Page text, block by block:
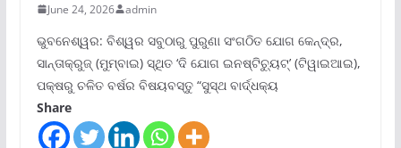
June 24, 2026 admin
ଭୁବନେଶ୍ୱର: ବିଶ୍ୱର ସବୁଠାରୁ ପୁରୁଣା ସଂଗଠିତ ଯୋଗ କେନ୍ଦ୍ର,
ସାନ୍ତାକ୍ରୁଜ୍ (ମୁମ୍ବାଇ) ସ୍ଥିତ ‘ଦି ଯୋଗ ଇନଷ୍ଟିଚ୍ୟୁଟ୍‌’ (ଟିୱାଇଆଇ),
ପକ୍ଷରୁ ଚଳିତ ବର୍ଷର ବିଷୟବସ୍ତୁ “ସୁସ୍ଥ ବାର୍ଦ୍ଧକ୍ୟ
Share